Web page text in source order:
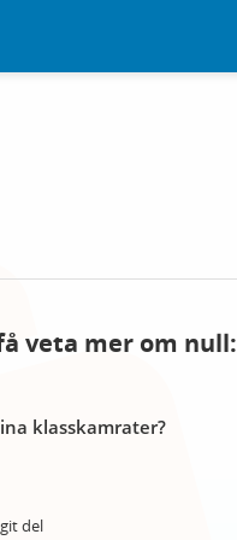
veta mer om null:
klasskamrater?
del